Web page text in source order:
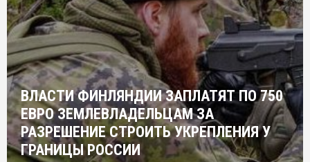
ВЛАСТИ ФИНЛЯНДИИ ЗАПЛАТЯТ ПО 750
ЕВРО ЗЕМЛЕВЛАДЕЛЬЦАМ ЗА
РАЗРЕШЕНИЕ СТРОИТЬ УКРЕПЛЕНИЯ У
ГРАНИЦЫ РОССИИ